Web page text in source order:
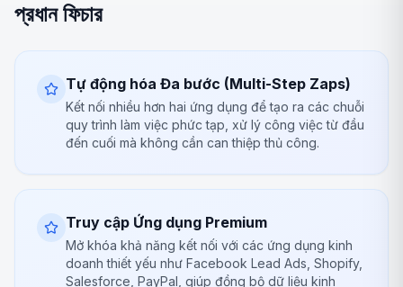
প্রধান ফিচার
Tự động hóa Đa bước (Multi-Step Zaps)
Kết nối nhiều hơn hai ứng dụng để tạo ra các chuỗi
quy trình làm việc phức tạp, xử lý công việc từ đầu
đến cuối mà không cần can thiệp thủ công.
Truy cập Ứng dụng Premium
Mở khóa khả năng kết nối với các ứng dụng kinh
doanh thiết yếu như Facebook Lead Ads, Shopify,
Salesforce, PayPal, giúp đồng bộ dữ liệu kinh